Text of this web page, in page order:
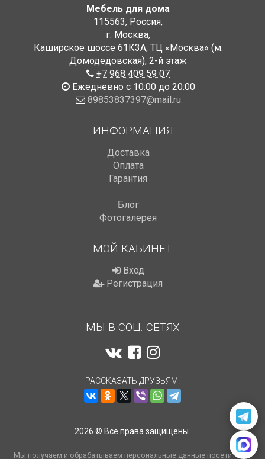
Мебель для дома
115563, Россия,
г. Москва,
Каширское шоссе 61К3А, ТЦ «Москва» (м.
Домодедовская), 2-й этаж
+7 968 409 59 07
Ежедневно с 10:00 до 20:00
89853837397@mail.ru
ИНФОРМАЦИЯ
Доставка
Оплата
Гарантия
Блог
Фотогалерея
МОЙ КАБИНЕТ
Вход
Регистрация
МЫ В СОЦ. СЕТЯХ
РАССКАЗАТЬ ДРУЗЬЯМ!
2026 © Все права защищены.
Мы получаем и обрабатываем персональные данные посетителей